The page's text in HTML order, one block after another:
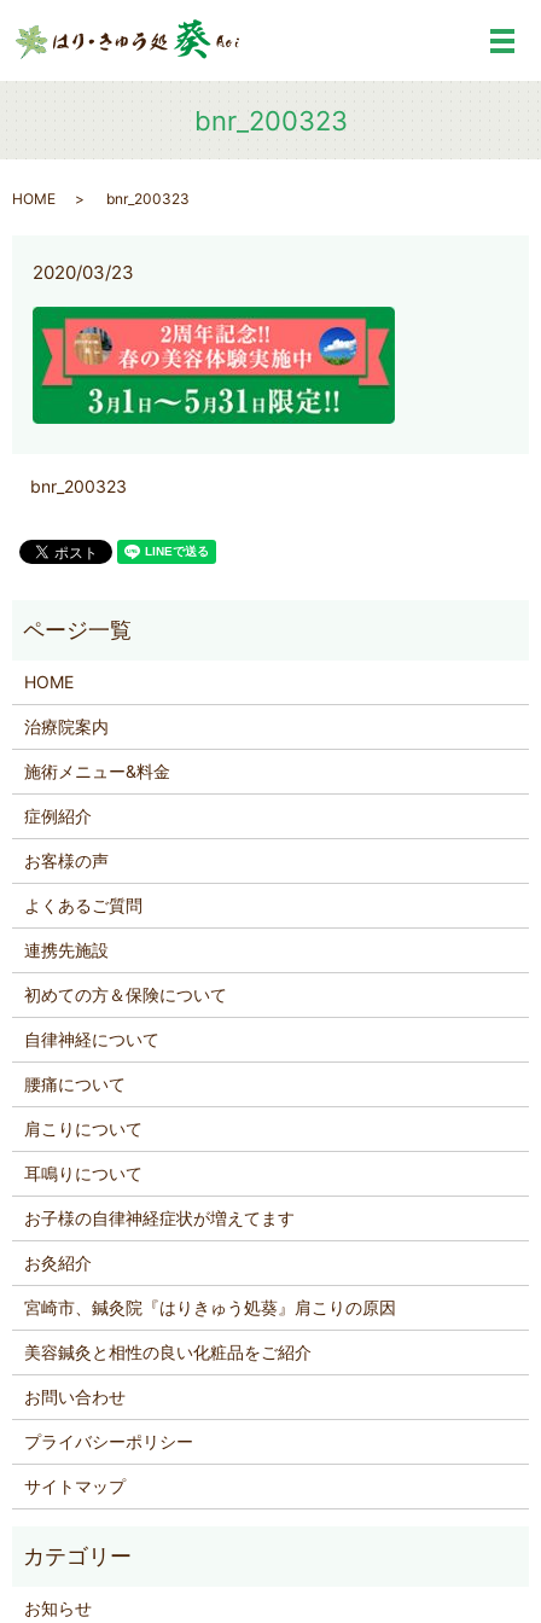
メ
bnr_200323
HOME bnr_200323
2020/03/23
bnr_200323
HOME
治療院案内
施術メニュー&料金
症例紹介
お客様の声
よくあるご質問
連携先施設
初めての方＆保険について
自律神経について
腰痛について
肩こりについて
耳鳴りについて
お子様の自律神経症状が増えてます
お灸紹介
宮崎市、鍼灸院『はりきゅう処葵』肩こりの原因
美容鍼灸と相性の良い化粧品をご紹介
お問い合わせ
プライバシーポリシー
サイトマップ
お知らせ